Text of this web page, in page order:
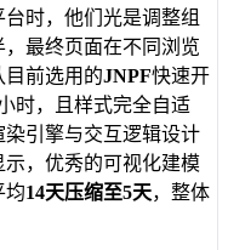
时，他们光是调整组
最终页面在不同浏览
前选用的JNPF快速开
时，且样式完全自适
引擎与交互逻辑设计
，优秀的可视化建模
均14天压缩至5天，整体